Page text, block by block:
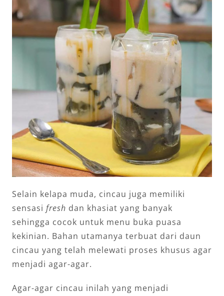
Selain kelapa muda, cincau juga memiliki
sensasi fresh dan khasiat yang banyak
sehingga cocok untuk menu buka puasa
kekinian. Bahan utamanya terbuat dari daun
cincau yang telah melewati proses khusus agar
menjadi agar-agar.
Agar-agar cincau inilah yang menjadi